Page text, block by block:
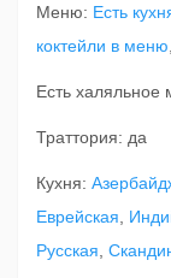
Меню: Есть
коктейли в меню
Есть халяльное
Траттория: да
Кухня:
Еврейская
Русская